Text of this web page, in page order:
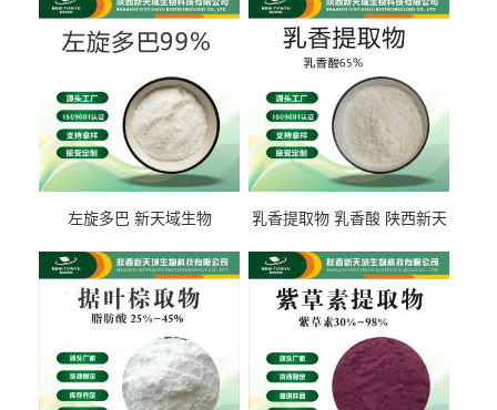
左旋多巴 新天域生物
乳香提取物 乳香酸 陕西新天